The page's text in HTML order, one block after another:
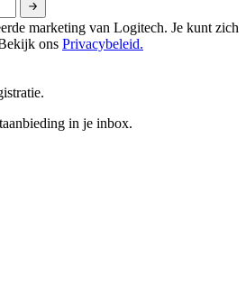
marketing van Logitech. Je kunt zich
ons Privacybeleid.
in je inbox.